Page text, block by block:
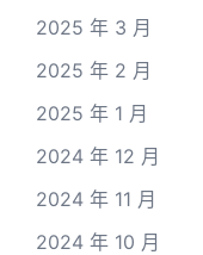
2025 年 3 月
2025 年 2 月
2025 年 1 月
2024 年 12 月
2024 年 11 月
2024 年 10 月